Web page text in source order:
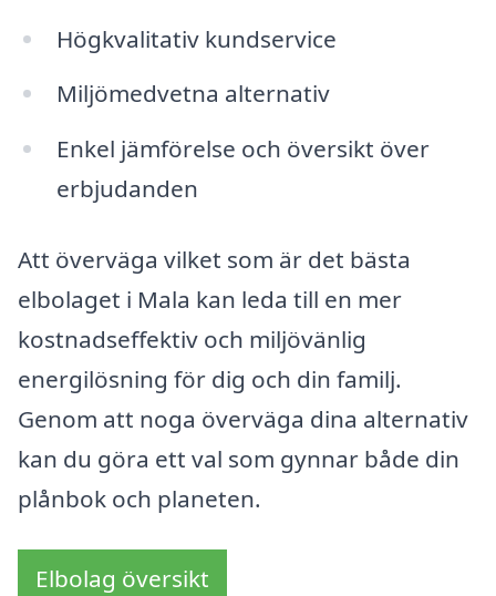
Högkvalitativ kundservice
Miljömedvetna alternativ
Enkel jämförelse och översikt över
erbjudanden
Att överväga vilket som är det bästa
elbolaget i Mala kan leda till en mer
kostnadseffektiv och miljövänlig
energilösning för dig och din familj.
Genom att noga överväga dina alternativ
kan du göra ett val som gynnar både din
plånbok och planeten.
Elbolag översikt